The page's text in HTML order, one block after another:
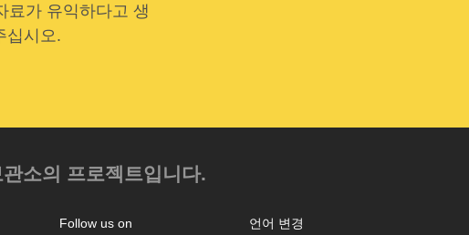
료가 유익하다고 생
십시오.
소의 프로젝트입니다.
언어 변경
Follow us on